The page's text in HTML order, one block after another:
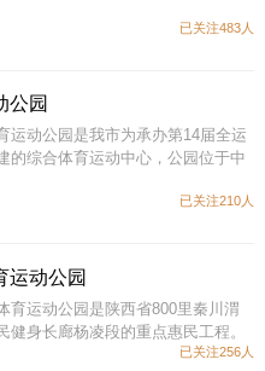
已关注483人
公园
运动公园是我市为承办第14届全运
的综合体育运动中心，公园位于中
已关注210人
运动公园
育运动公园是陕西省800里秦川渭
健身长廊杨凌段的重点惠民工程。
已关注256人